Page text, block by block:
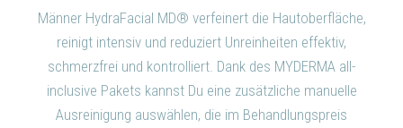
Männer HydraFacial MD® verfeinert die Hautoberfläche,
reinigt intensiv und reduziert Unreinheiten effektiv,
schmerzfrei und kontrolliert. Dank des MYDERMA all-
inclusive Pakets kannst Du eine zusätzliche manuelle
Ausreinigung auswählen, die im Behandlungspreis